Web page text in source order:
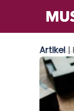
Inhalt
Artikel|